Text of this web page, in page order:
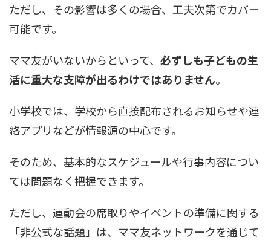
ただし、その影響は多くの場合、工夫次第でカバー
可能です。
ママ友がいないからといって、 必ずしも子どもの生
活に重大な支障が出るわけではありません。
小学校では、学校から直接配布されるお知らせや連
絡アプリなどが情報源の中心です。
そのため、基本的なスケジュールや行事内容につい
ては問題なく把握できます。
ただし、運動会の席取りやイベントの準備に関する
「非公式な話題」は、ママ友ネットワークを通じて